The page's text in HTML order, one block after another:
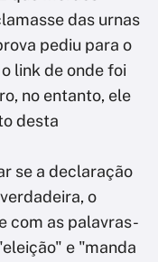
das urnas
pediu para o
link de onde foi
no entanto, ele
desta
se a declaração
o
com as palavras-
e "manda